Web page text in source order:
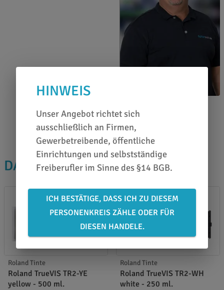
0651 46 27 79 80
DAS PASST DAZU
Roland Tinte
Roland TrueVIS TR2-YE
yellow - 500 ml.
Roland Tinte
Roland TrueVIS TR2-WH
white - 250 ml.
HINWEIS
Unser Angebot richtet sich
ausschließlich an Firmen,
Gewerbetreibende, öffentliche
Einrichtungen und selbstständige
Freiberufler im Sinne des §14 BGB.
ICH BESTÄTIGE, DASS ICH ZU DIESEM
PERSONENKREIS ZÄHLE ODER FÜR
DIESEN HANDELE.